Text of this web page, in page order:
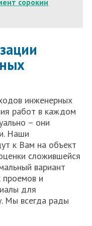
сорокин
инженерных
работ в каждом
– они
Наши
к Вам на объект
сложившейся
вариант
проемов и
для
Мы всегда рады